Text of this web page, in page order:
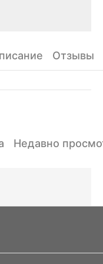
Отзывы
Недавно